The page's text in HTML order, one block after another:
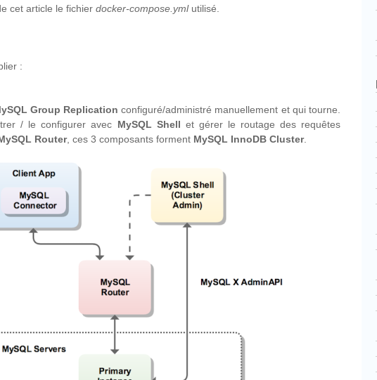
cet article le fichier docker-compose.ymlutilisé.
:
Group Replication configuré/administré manuellement et qui tourne.
/ le configurer avec MySQL Shell et gérer le routage des requêtes
Router, ces 3 composants forment MySQL InnoDB Cluster.